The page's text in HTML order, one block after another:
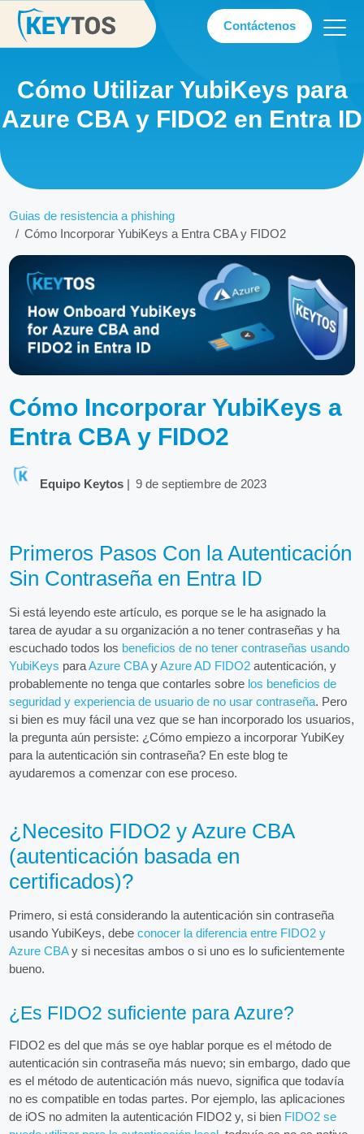
Contáctenos
Cómo Utilizar YubiKeys para
Azure CBA y FIDO2 en Entra ID
Guias de resistencia a phishing
Cómo Incorporar YubiKeys a Entra CBA y FIDO2
Cómo Incorporar YubiKeys a
Entra CBA y FIDO2
Equipo Keytos| 9 de septiembre de 2023
Primeros Pasos Con la Autenticación
Sin Contraseña en Entra ID
Si está leyendo este artículo, es porque se le ha asignado la
tarea de ayudar a su organización a no tener contraseñas y ha
escuchado todos los beneficios de no tener contraseñas usando
YubiKeys paraAzure CBAyAzure AD FIDO2 autenticación, y
probablemente no tenga que contarles sobre los beneficios de
seguridad y experiencia de usuario de no usar contraseña. Pero
si bien es muy fácil una vez que se han incorporado los usuarios,
la pregunta aún persiste: ¿Cómo empiezo a incorporar YubiKey
para la autenticación sin contraseña? En este blog te
ayudaremos a comenzar con ese proceso.
¿Necesito FIDO2 y Azure CBA
(autenticación basada en
certificados)?
Primero, si está considerando la autenticación sin contraseña
usando YubiKeys, debeconocer la diferencia entre FIDO2 y
Azure CBAy si necesitas ambos o si uno es lo suficientemente
bueno.
¿Es FIDO2 suficiente para Azure?
FIDO2 es del que más se oye hablar porque es el método de
autenticación sin contraseña más nuevo; sin embargo, dado que
es el método de autenticación más nuevo, significa que todavía
no es compatible en todas partes. Por ejemplo, las aplicaciones
de iOS no admiten la autenticación FIDO2 y, si bien FIDO2 se